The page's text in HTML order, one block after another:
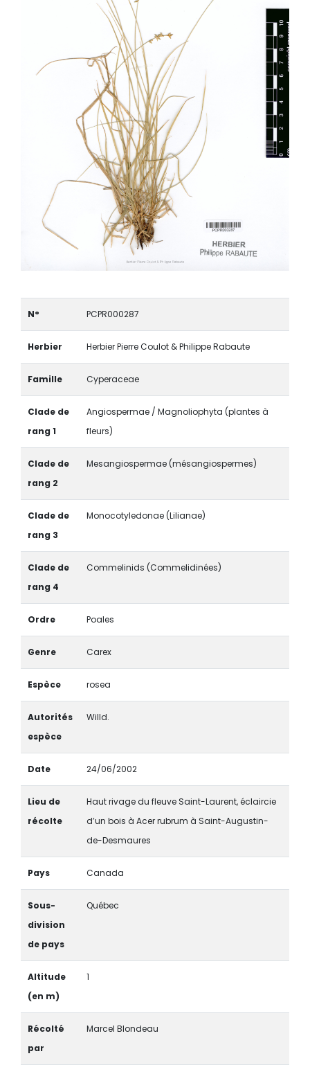
N° PCPR000287
Herbier Herbier Pierre Coulot & Philippe Rabaute
Famille Cyperaceae
Clade de
rang 1
Angiospermae / Magnoliophyta (plantes à
fleurs)
Clade de
rang 2
Mesangiospermae (mésangiospermes)
Clade de
rang 3
Monocotyledonae (Lilianae)
Clade de
rang 4
Commelinids (Commelidinées)
Ordre Poales
Genre Carex
Espèce rosea
Autorités
espèce
Willd.
Date 24/06/2002
Lieu de
récolte
Haut rivage du fleuve Saint-Laurent, éclaircie
d’un bois à Acer rubrum à Saint-Augustin-
de-Desmaures
Pays Canada
Sous-
division
de pays
Québec
Altitude
(en m)
1
Récolté
par
Marcel Blondeau